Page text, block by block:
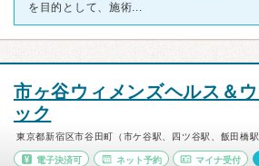
を目的として、施術...
市ヶ谷ウィメンズヘルス＆
ック
東京都新宿区市谷田町（市ケ谷駅、四ツ谷駅、飯田橋駅
電子決済可 ネット予約 マイナ受付